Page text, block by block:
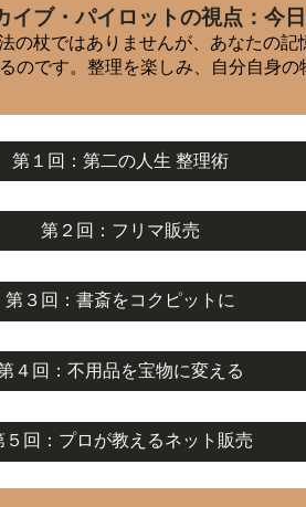
イブ・パイロットの視点：今日
法の杖ではありませんが、あなたの
のです。整理を楽しみ、自分自身
第１回：第二の人生 整理術
第２回：フリマ販売
第３回：書斎をコクピットに
４回：不用品を宝物に変える
５回：プロが教えるネット販売